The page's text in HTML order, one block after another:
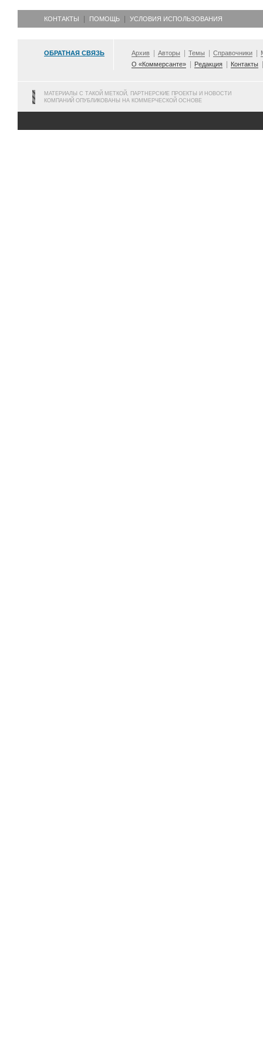
КОНТАКТЫ ПОМОЩЬ УСЛОВИЯ ИСПОЛЬЗОВАНИЯ
ОБРАТНАЯ СВЯЗЬ Архив Авторы Темы Справочники
О «Коммерсанте»
Редакция Контакты
МАТЕРИАЛЫ С ТАКОЙ МЕТКОЙ, ПАРТНЕРСКИЕ ПРОЕКТЫ И НОВОСТИ
КОМПАНИЙ ОПУБЛИКОВАНЫ НА КОММЕРЧЕСКОЙ ОСНОВЕ